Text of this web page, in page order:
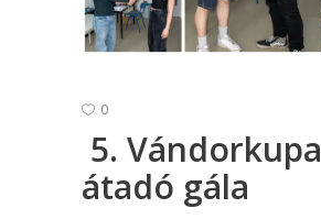
0
5. Vándorkupa
átadó gála